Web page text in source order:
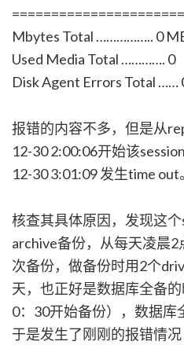
Mbytes Total …………….. 0
Used Media Total …………. 0
Disk Agent Errors Total ……
报错的内容不多，但是从
12-30 2:00:06开始该
12-30 3:01:09 发生time out。
核查其具体原因，发现这
archive备份，从每天凌晨
次备份，做备份时用2个
天，也正好是数据库全备
0：30开始备份），数据库
于是发生了刚刚的报错情